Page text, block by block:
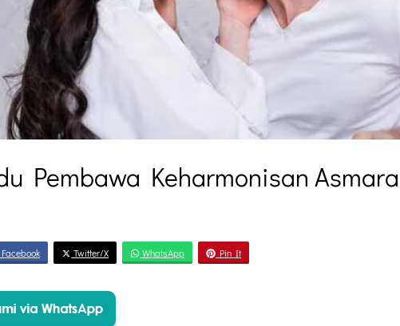
Pembawa Keharmonisan Asmara
Facebook Twitter/X WhatsApp Pin It